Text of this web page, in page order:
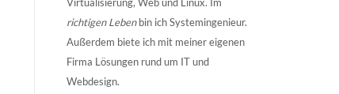
Virtualisierung, Web und Linux. Im
richtigen Lebenbin ich Systemingenieur.
Außerdem biete ich mit meiner eigenen
Firma Lösungen rund um IT und
Webdesign.